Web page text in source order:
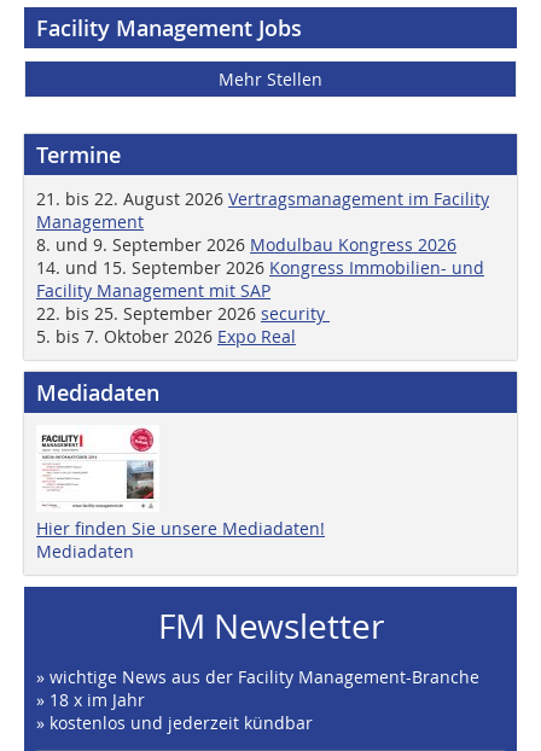
Facility Management Jobs
Mehr Stellen
Termine
21. bis 22. August 2026 Vertragsmanagement im Facility
Management
8. und 9. September 2026 Modulbau Kongress 2026
14. und 15. September 2026 Kongress Immobilien- und
Facility Management mit SAP
22. bis 25. September 2026 security
5. bis 7. Oktober 2026 Expo Real
Mediadaten
Hier finden Sie unsere Mediadaten!
Mediadaten
FM Newsletter
» wichtige News aus der Facility Management-Branche
» 18 x im Jahr
» kostenlos und jederzeit kündbar